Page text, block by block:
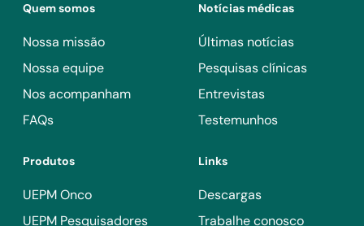
Quem somos
Nossa missão
Nossa equipe
Nos acompanham
FAQs
Notícias médicas
Últimas notícias
Pesquisas clínicas
Entrevistas
Testemunhos
Produtos
UEPM Onco
UEPM Pesquisadores
Links
Descargas
Trabalhe conosco